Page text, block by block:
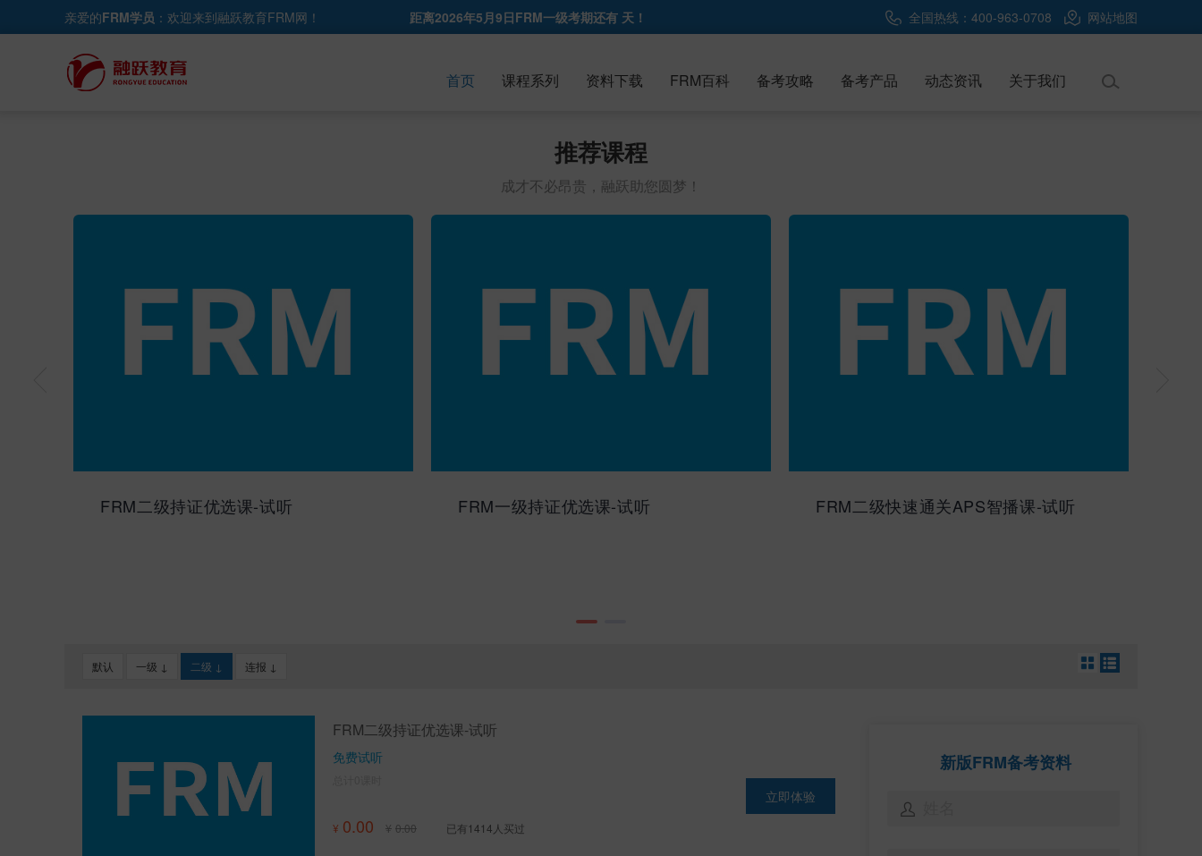
亲爱的FRM学员 ：欢迎来到融跃教育FRM网！ 距离2026年5月9日FRM一级考期还有 天！ 全国热线：400-963-0708 网站地图
首页 课程系列 资料下载 FRM百科 备考攻略 备考产品 动态资讯 关于我们
推荐课程
成才不必昂贵，融跃助您圆梦！
FRM二级持证优选课-试听 FRM一级持证优选课-试听 FRM二级快速通关APS智播课-试听
默认 一级 ↓ 二级 ↓ 连报 ↓
FRM二级持证优选课-试听
免费试听
¥ 0.00 ¥ 0.00 已有1414人买过
立即体验
新版FRM备考资料